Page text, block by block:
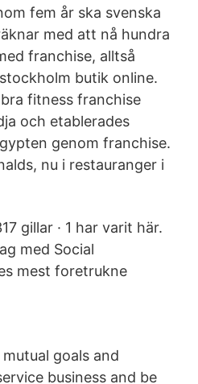
fem år ska svenska
med att nå hundra
franchise, alltså
butik online.
fitness franchise
och etablerades
genom franchise.
nu i restauranger i
gillar · 1 har varit här.
med Social
mest foretrukne
goals and
business and be